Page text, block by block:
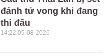
đánh tử vong khi đang
thi đấu
14:22 05-08-2026